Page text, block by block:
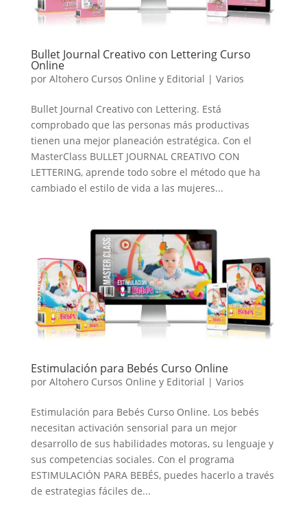
Bullet Journal Creativo con Lettering Curso
Online
por Altohero Cursos Online y Editorial | Varios
Bullet Journal Creativo con Lettering. Está
comprobado que las personas más productivas
tienen una mejor planeación estratégica. Con el
MasterClass BULLET JOURNAL CREATIVO CON
LETTERING, aprende todo sobre el método que ha
cambiado el estilo de vida a las mujeres...
Estimulación para Bebés Curso Online
por Altohero Cursos Online y Editorial | Varios
Estimulación para Bebés Curso Online. Los bebés
necesitan activación sensorial para un mejor
desarrollo de sus habilidades motoras, su lenguaje y
sus competencias sociales. Con el programa
ESTIMULACIÓN PARA BEBÉS, puedes hacerlo a través
de estrategias fáciles de...